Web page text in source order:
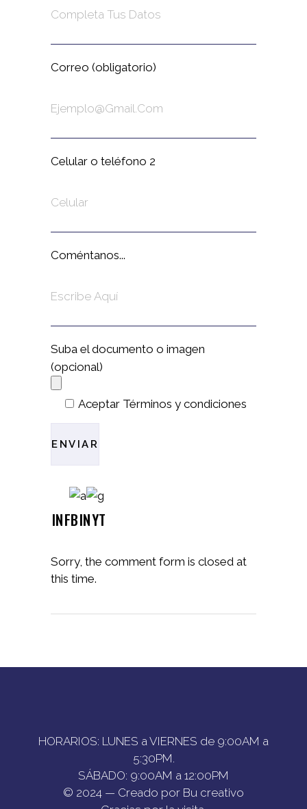
Correo (obligatorio)
Celular o teléfono 2
Coméntanos...
Suba el documento o imagen
(opcional)
Aceptar Términos y condiciones
INFBINYT
Sorry, the comment form is closed at
this time.
HORARIOS: LUNES a VIERNES de 9:00AM a
5:30PM.
SÁBADO: 9:00AM a 12:00PM
© 2024 — Creado por Bu creativo